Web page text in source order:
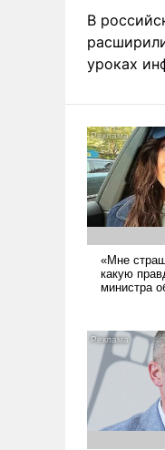
В
уроках